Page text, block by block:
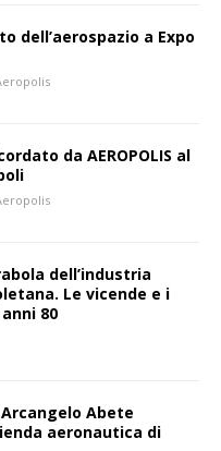
dell’aerospazio a Expo
da AEROPOLIS al
dell’industria
Le vicende e i
80
Abete
aeronautica di